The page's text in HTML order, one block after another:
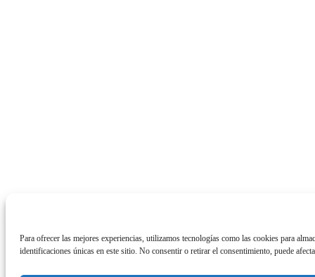
Para ofrecer las mejores experiencias, utilizamos tecnologías como las cookies para
identificaciones únicas en este sitio. No consentir o retirar el consentimiento, puede